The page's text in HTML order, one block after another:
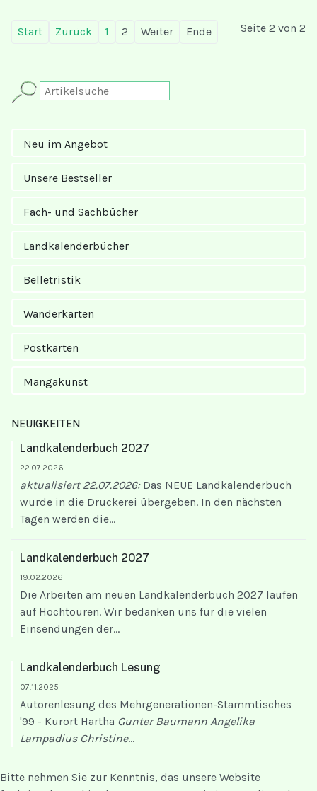
Start Zurück 1 2 Weiter Ende Seite 2 von 2
Neu im Angebot
Unsere Bestseller
Fach- und Sachbücher
Landkalender­bücher
Belletristik
Wanderkarten
Postkarten
Mangakunst
NEUIGKEITEN
Landkalenderbuch 2027
22.07.2026
aktualisiert 22.07.2026:Das NEUE Landkalenderbuch
wurde in die Druckerei übergeben. In den nächsten
Tagen werden die...
Landkalenderbuch 2027
19.02.2026
Die Arbeiten am neuen Landkalenderbuch 2027 laufen
auf Hochtouren. Wir bedanken uns für die vielen
Einsendungen der...
Landkalenderbuch Lesung
07.11.2025
Autorenlesung des Mehrgenerationen-Stammtisches
'99 - Kurort Hartha Gunter Baumann Angelika
Lampadius Christine...
Bitte nehmen Sie zur Kenntnis, das unsere Website